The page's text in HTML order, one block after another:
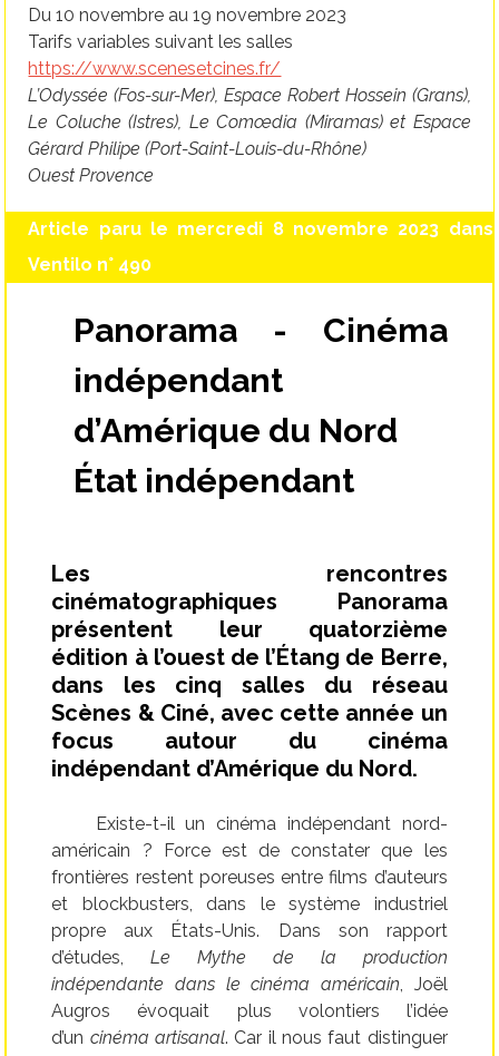
Du 10 novembre au 19 novembre 2023
Tarifs variables suivant les salles
https://www.scenesetcines.fr/
L’Odyssée (Fos-sur-Mer), Espace Robert Hossein (Grans),
Le Coluche (Istres), Le Comœdia (Miramas) et Espace
Gérard Philipe (Port-Saint-Louis-du-Rhône)
Ouest Provence
Article paru le mercredi 8 novembre 2023 dans
Ventilo n° 490
Panorama - Cinéma
indépendant
d’Amérique du Nord
État indépendant
Les rencontres
cinématographiques Panorama
présentent leur quatorzième
édition à l’ouest de l’Étang de Berre,
dans les cinq salles du réseau
Scènes & Ciné, avec cette année un
focus autour du cinéma
indépendant d’Amérique du Nord.
Existe-t-il un cinéma indépendant nord-
américain ? Force est de constater que les
frontières restent poreuses entre films d’auteurs
et blockbusters, dans le système industriel
propre aux États-Unis. Dans son rapport
d’études,Le Mythe de la production
indépendante dans le cinéma américain , Joël
Augros évoquait plus volontiers l’idée
d’un cinéma artisanal. Car il nous faut distinguer